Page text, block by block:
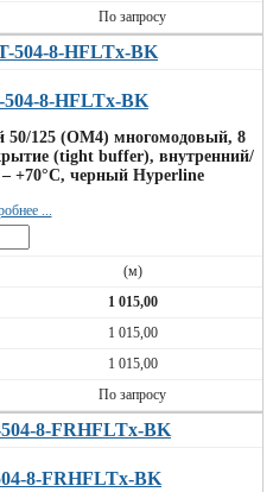
По запросу
8-HFLTx-BK
50/125 (OM4) многомодовый, 8
(tight buffer), внутренний/
+70°C, черный Hyperline
...
(м)
1 015,00
1 015,00
1 015,00
По запросу
8-FRHFLTx-BK